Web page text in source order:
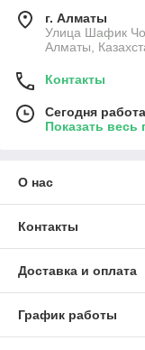
г. Алматы
Улица Шафик
Алматы,
Контакты
Сегодня
Показать весь
О нас
Контакты
Доставка и оплата
График работы